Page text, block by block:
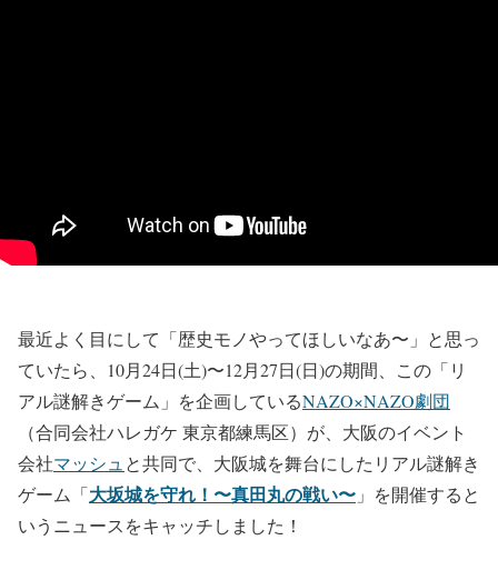
最近よく目にして「歴史モノやってほしいなあ〜」と思っ
ていたら、10月24日(土)〜12月27日(日)の期間、この「リ
アル謎解きゲーム」を企画しているNAZO×NAZO劇団
（合同会社ハレガケ 東京都練馬区）が、大阪のイベント
会社マッシュ と共同で、大阪城を舞台にしたリアル謎解き
ゲーム「大坂城を守れ！〜真田丸の戦い〜 」を開催すると
いうニュースをキャッチしました！